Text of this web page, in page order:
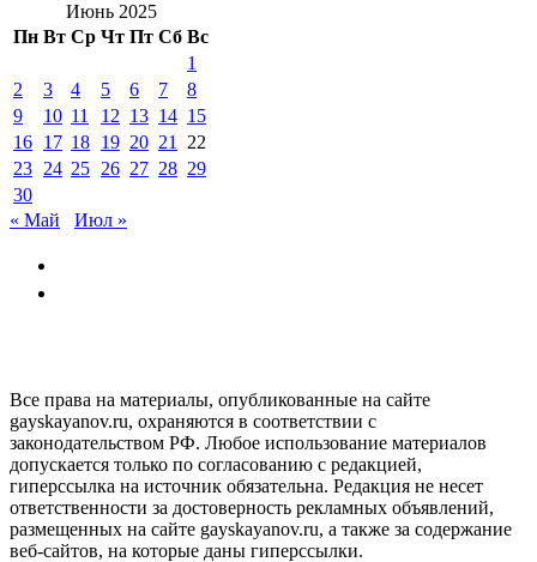
Июнь 2025
Пн Вт Ср Чт Пт Сб Вс
1
2
3 4 5 6 7
8
9
10 11 12 13 14 15
16 17 18 19 20 21
22
23 24 25 26 27 28 29
30
« Май
Июл »
Все права на материалы, опубликованные на сайте
gayskayanov.ru, охраняются в соответствии с
законодательством РФ. Любое использование материалов
допускается только по согласованию с редакцией,
гиперссылка на источник обязательна. Редакция не несет
ответственности за достоверность рекламных объявлений,
размещенных на сайте gayskayanov.ru, а также за содержание
веб-сайтов, на которые даны гиперссылки.